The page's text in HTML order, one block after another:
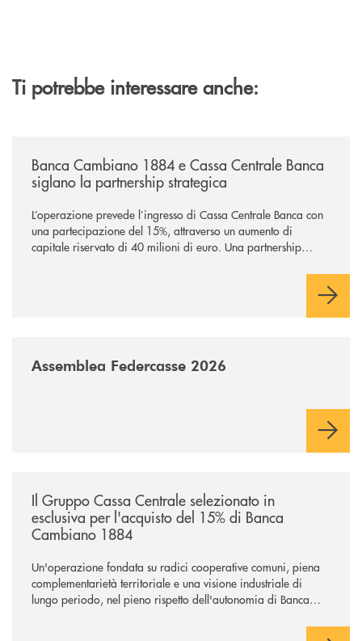
Ti potrebbe interessare anche:
Banca Cambiano 1884 e Cassa Centrale Banca
siglano la partnership strategica
L’operazione prevede l’ingresso di Cassa Centrale Banca con
una partecipazione del 15%, attraverso un aumento di
capitale riservato di 40 milioni di euro. Una partnership
comuni e sulla prossimità ai territori, per ampliare l’offerta e
Assemblea Federcasse 2026
Il Gruppo Cassa Centrale selezionato in
esclusiva per l'acquisto del 15% di Banca
Cambiano 1884
Un'operazione fondata su radici cooperative comuni, piena
complementarietà territoriale e una visione industriale di
lungo periodo, nel pieno rispetto dell'autonomia di Banca
negoziazione esclusiva per la finalizzazione dell’operazione.